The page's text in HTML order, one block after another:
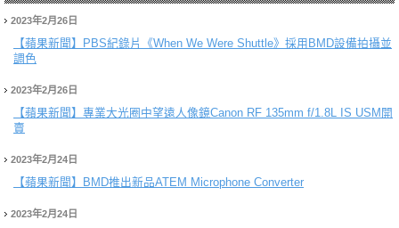
2023年2月26日
【蘋果新聞】
PBS紀錄片《When We Were Shuttle》採用BMD設備拍攝並
調色
2023年2月26日
【蘋果新聞】 專業大光圈中望遠人像鏡Canon RF 135mm f/1.8L IS USM開
賣
2023年2月24日
【蘋果新聞】 BMD推出新品ATEM Microphone Converter
2023年2月24日